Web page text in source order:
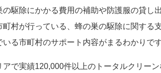
駆除にかかる費用の補助や防護服の貸し
村が行っている、蜂の巣の駆除に関する
る市町村のサポート内容がまるわかりです
で実績120,000件以上のトータルクリーン